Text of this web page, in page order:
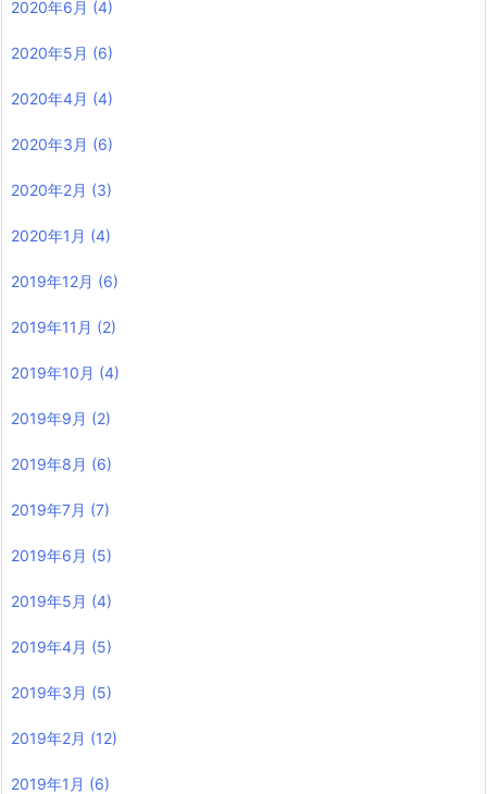
2020年6月 (4)
2020年5月 (6)
2020年4月 (4)
2020年3月 (6)
2020年2月 (3)
2020年1月 (4)
2019年12月 (6)
2019年11月 (2)
2019年10月 (4)
2019年9月 (2)
2019年8月 (6)
2019年7月 (7)
2019年6月 (5)
2019年5月 (4)
2019年4月 (5)
2019年3月 (5)
2019年2月 (12)
2019年1月 (6)